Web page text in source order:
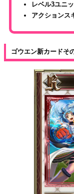
レベル3ユニ
アクションス
ゴウエン新カードそ